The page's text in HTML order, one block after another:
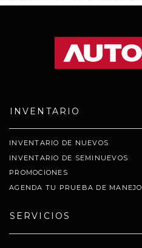
INVENTARIO
INVENTARIO DE NUEVOS
INVENTARIO DE SEMINUEVOS
PROMOCIONES
AGENDA TU PRUEBA DE MANEJO
SERVICIOS